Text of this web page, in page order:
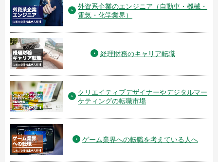
外資系企業のエンジニア（自動車・機械・
電気・化学業界）
経理財務のキャリア転職
クリエイティブデザイナーやデジタルマー
ケティングの転職市場
ゲーム業界への転職を考えている人へ